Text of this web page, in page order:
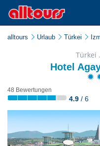
alltours Urlaub Türkei
Türkei
Hotel
48 Bewertungen
4.9 / 6